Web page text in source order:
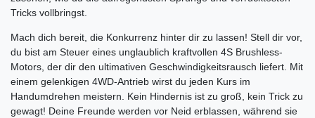
Tricks vollbringst.
Mach dich bereit, die Konkurrenz hinter dir zu lassen! Stell dir vor,
du bist am Steuer eines unglaublich kraftvollen 4S Brushless-
Motors, der dir den ultimativen Geschwindigkeitsrausch liefert. Mit
einem gelenkigen 4WD-Antrieb wirst du jeden Kurs im
Handumdrehen meistern. Kein Hindernis ist zu groß, kein Trick zu
gewagt! Deine Freunde werden vor Neid erblassen, während sie